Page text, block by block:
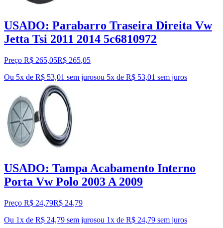
USADO: Parabarro Traseira Direita Vw
Jetta Tsi 2011 2014 5c6810972
Preço R$ 265,05R$ 265,05
Ou 5x de R$ 53,01 sem jurosou 5x de R$ 53,01 sem juros
USADO: Tampa Acabamento Interno
Porta Vw Polo 2003 A 2009
Preço R$ 24,79R$ 24,79
Ou 1x de R$ 24,79 sem jurosou 1x de R$ 24,79 sem juros